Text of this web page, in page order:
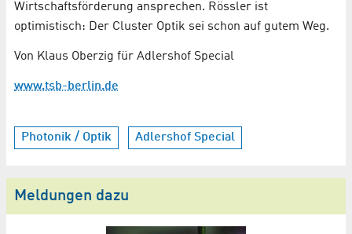
Wirtschaftsförderung ansprechen. Rössler ist
optimistisch: Der Cluster Optik sei schon auf gutem Weg.
Von Klaus Oberzig für Adlershof Special
www.tsb-berlin.de
Photonik / Optik Adlershof Special
Meldungen dazu